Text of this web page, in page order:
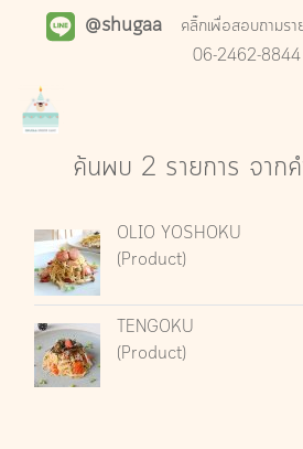
@shugaa คลิ๊กเพื่อสอบถามรา
06-2462-8844
ค้นพบ 2 รายการ จาก
OLIO YOSHOKU
(Product)
TENGOKU
(Product)